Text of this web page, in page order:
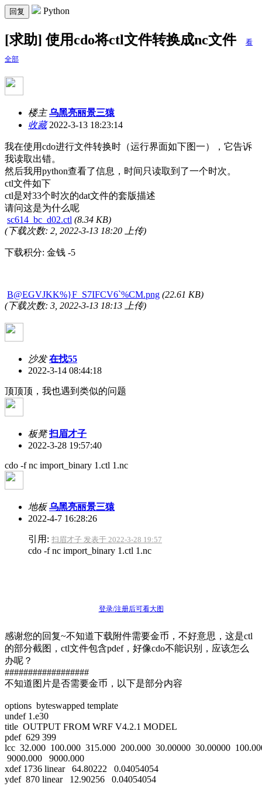
回复 Python
[求助] 使用cdo将ctl文件转换成nc文件 看
全部
楼主 乌黑亮丽景三猿
收藏2022-3-13 18:23:14
我在使用cdo进行文件转换时（运行界面如下图一），它告诉
我读取出错。
然后我用python查看了信息，时间只读取到了一个时次。
ctl文件如下
ctl是对33个时次的dat文件的套版描述
请问这是为什么呢
sc614_bc_d02.ctl (8.34 KB)
(下载次数: 2, 2022-3-13 18:20 上传)
下载积分: 金钱 -5
B@EGVJKK%}F_S7IFCV6`%CM.png (22.61 KB)
(下载次数: 3, 2022-3-13 18:13 上传)
沙发 在找55
2022-3-14 08:44:18
顶顶顶，我也遇到类似的问题
板凳 扫眉才子
2022-3-28 19:57:40
cdo -f nc import_binary 1.ctl 1.nc
地板 乌黑亮丽景三猿
2022-4-7 16:28:26
引用: 扫眉才子 发表于 2022-3-28 19:57
cdo -f nc import_binary 1.ctl 1.nc
登录/注册后可看大图
感谢您的回复~不知道下载附件需要金币，不好意思，这是ctl
的部分截图，ctl文件包含pdef，好像cdo不能识别，应该怎么
办呢？
##################
不知道图片是否需要金币，以下是部分内容
options byteswapped template
undef 1.e30
title OUTPUT FROM WRF V4.2.1 MODEL
pdef 629 399
lcc 32.000 100.000 315.000 200.000 30.00000 30.00000
9000.000 9000.000
xdef 1736 linear 64.80222 0.04054054
ydef 870 linear 12.90256 0.04054054